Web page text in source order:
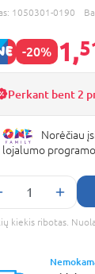
1050301-0190
-20% 1,
Perkant bent 2
Norėčiau
lojalumo
kiekis ribotas.